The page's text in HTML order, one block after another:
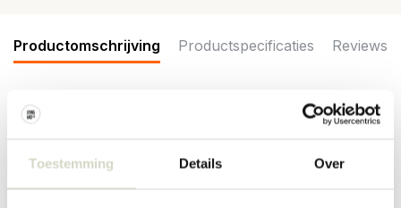
Toestemming Details Over
Productomschrijving Productspecificaties Reviews
De Bloomingville Linora borden uit de Creation collection zijn
in een set van 3 verschillende borden. Afmeting Ø22x2,5cm